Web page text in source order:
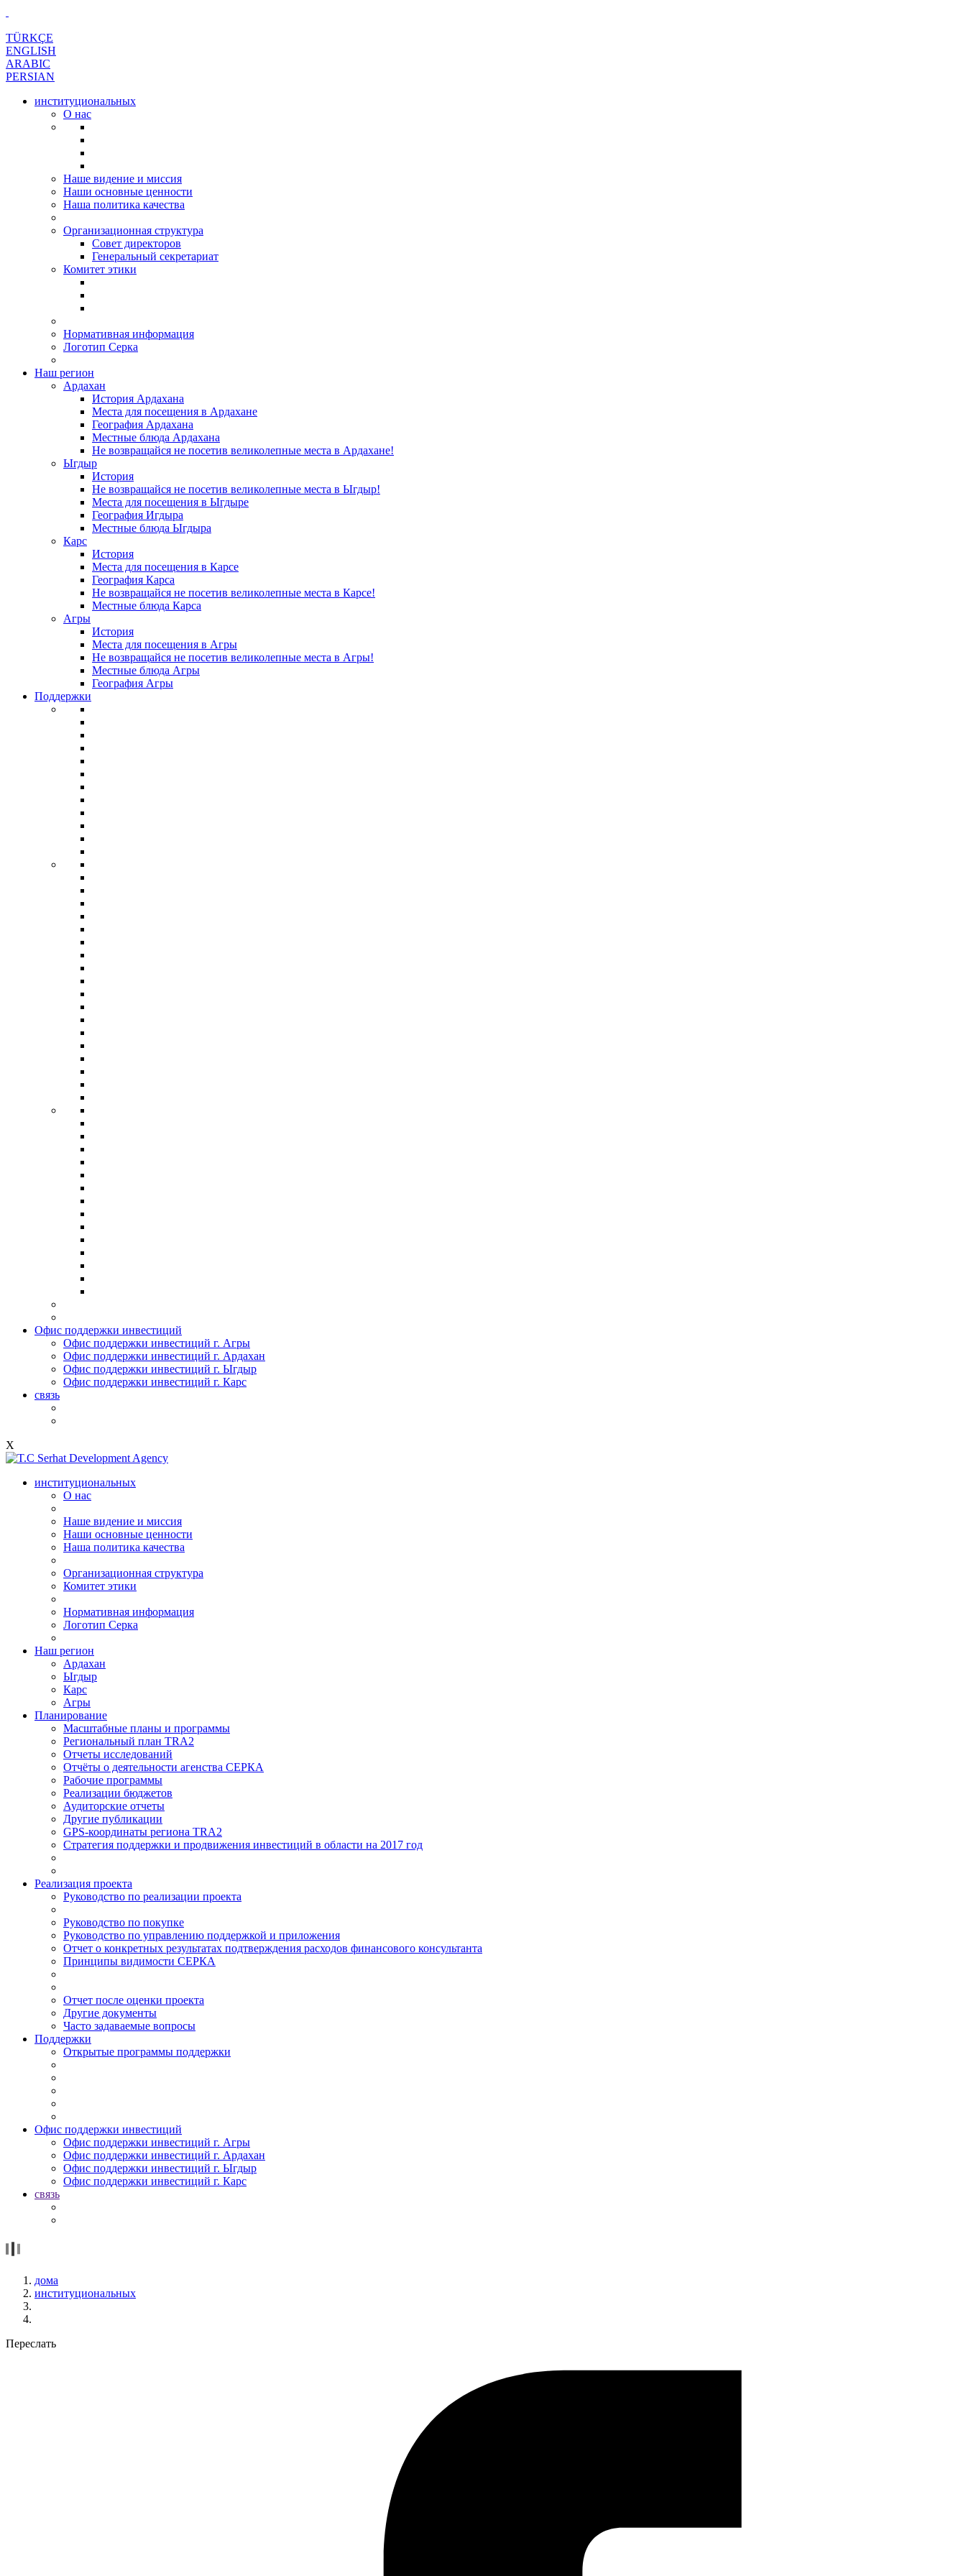
TÜRKÇE
ENGLISH
ARABIC
PERSIAN
институциональных
О нас
Наше видение и миссия
Наши основные ценности
Наша политика качества
Организационная структура
Совет директоров
Генеральный секретариат
Комитет этики
Нормативная информация
Логотип Серка
Наш регион
Ардахан
История Ардахана
Места для посещения в Ардахане
География Ардахана
Местные блюда Ардахана
Не возвращайся не посетив великолепные места в Ардахане!
Ыгдыр
История
Не возвращайся не посетив великолепные места в Ыгдыр!
Места для посещения в Ыгдыре
География Игдыра
Местные блюда Ыгдыра
Карс
История
Места для посещения в Карсе
География Карса
Не возвращайся не посетив великолепные места в Карсе!
Местные блюда Карса
Агры
История
Места для посещения в Агры
Не возвращайся не посетив великолепные места в Агры!
Местные блюда Агры
География Агры
Поддержки
Офис поддержки инвестиций
Офис поддержки инвестиций г. Агры
Офис поддержки инвестиций г. Ардахан
Офис поддержки инвестиций г. Ыгдыр
Офис поддержки инвестиций г. Карс
связь
X
институциональных
О нас
Наше видение и миссия
Наши основные ценности
Наша политика качества
Организационная структура
Комитет этики
Нормативная информация
Логотип Серка
Наш регион
Ардахан
Ыгдыр
Карс
Агры
Планирование
Масштабные планы и программы
Региональный план TRA2
Отчеты исследований
Отчёты о деятельности агенства СЕРКА
Рабочие программы
Реализации бюджетов
Аудиторские отчеты
Другие публикации
GPS-координаты региона TRA2
Стратегия поддержки и продвижения инвестиций в области на 2017 год
Реализация проекта
Руководство по реализации проекта
Руководство по покупке
Руководство по управлению поддержкой и приложения
Отчет о конкретных результатах подтверждения расходов финансового консультанта
Принципы видимости СЕРКА
Отчет после оценки проекта
Другие документы
Часто задаваемые вопросы
Поддержки
Открытые программы поддержки
Офис поддержки инвестиций
Офис поддержки инвестиций г. Агры
Офис поддержки инвестиций г. Ардахан
Офис поддержки инвестиций г. Ыгдыр
Офис поддержки инвестиций г. Карс
связь
дома
институциональных
Переслать